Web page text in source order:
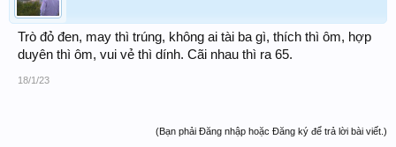
Trò đỏ đen, may thì trúng, không ai tài ba gì, thích thì ôm, hợp
duyên thì ôm, vui vẻ thì dính. Cãi nhau thì ra 65.
18/1/23
(Bạn phải Đăng nhập hoặc Đăng ký để trả lời bài viết.)